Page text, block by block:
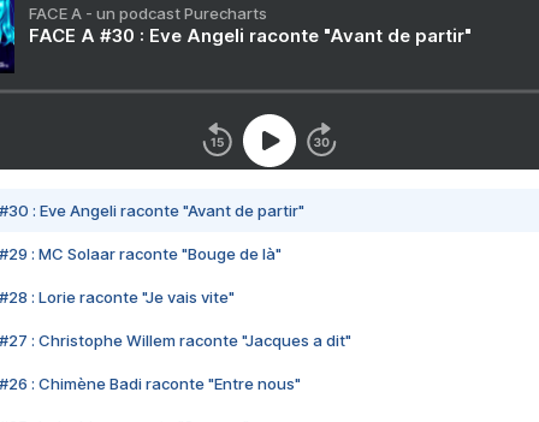
FACE A - un podcast Purecharts
FACE A #30 : Eve Angeli raconte "Avant de partir"
#30 : Eve Angeli raconte "Avant de partir"
#29 : MC Solaar raconte "Bouge de là"
#28 : Lorie raconte "Je vais vite"
#27 : Christophe Willem raconte "Jacques a dit"
#26 : Chimène Badi raconte "Entre nous"